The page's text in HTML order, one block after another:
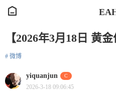
【2026年3月18日 黄
# 微博
yiquanjun C
2026-3-18 09:06:45